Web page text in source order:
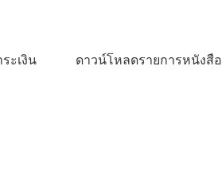
ะเงิน ดาวน์โหลดรายการหนังสือ